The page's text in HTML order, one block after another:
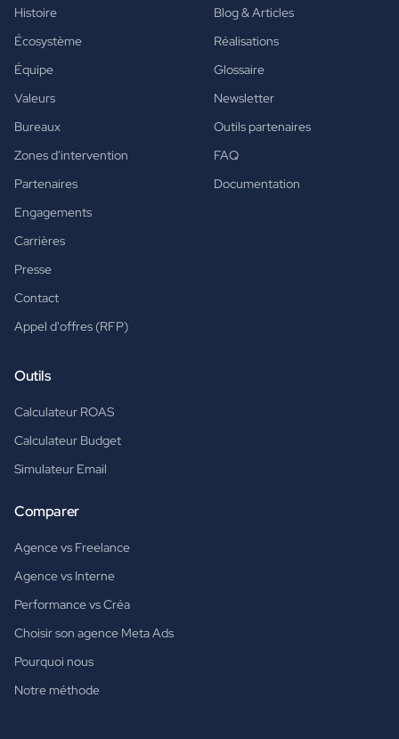
Histoire
Écosystème
Équipe
Valeurs
Bureaux
Zones d'intervention
Partenaires
Engagements
Carrières
Presse
Contact
Appel d'offres (RFP)
Blog & Articles
Réalisations
Glossaire
Newsletter
Outils partenaires
FAQ
Documentation
Outils
Calculateur ROAS
Calculateur Budget
Simulateur Email
Comparer
Agence vs Freelance
Agence vs Interne
Performance vs Créa
Choisir son agence Meta Ads
Pourquoi nous
Notre méthode